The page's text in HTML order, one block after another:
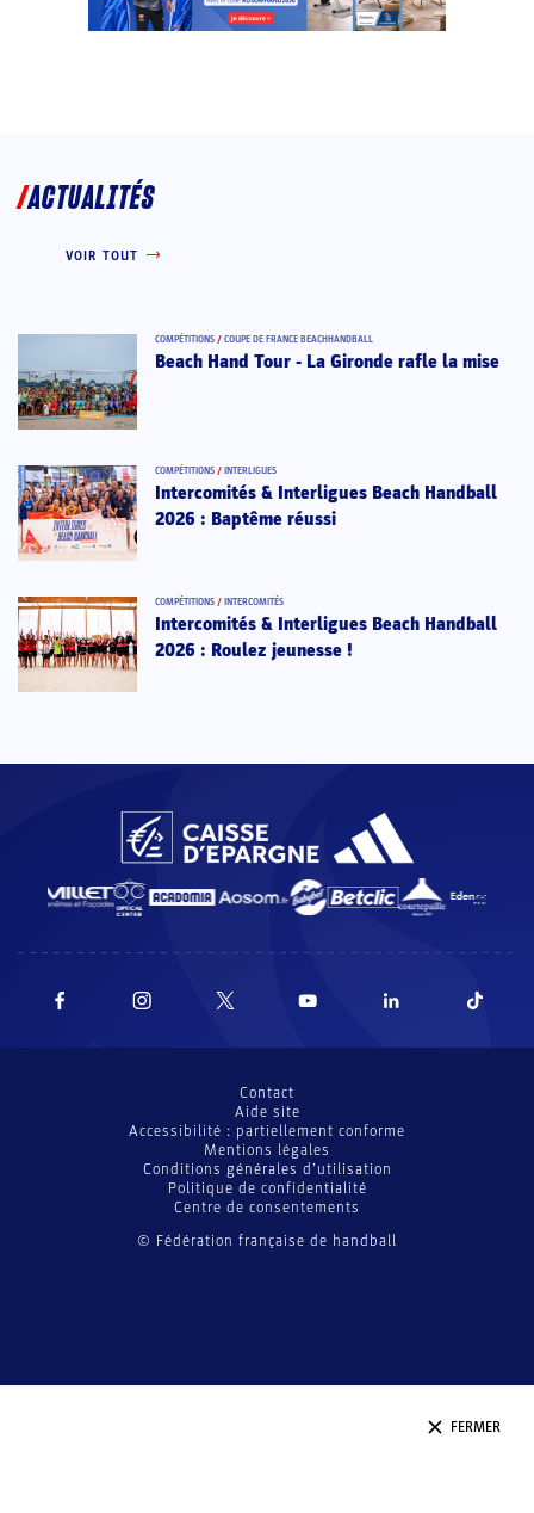
FERMER
ACTUALITÉS
VOIR TOUT
COMPÉTITIONS / COUPE DE FRANCE BEACHHANDBALL
Beach Hand Tour - La Gironde rafle la mise
COMPÉTITIONS / INTERLIGUES
Intercomités & Interligues Beach Handball
2026 : Baptême réussi
COMPÉTITIONS / INTERCOMITÉS
Intercomités & Interligues Beach Handball
2026 : Roulez jeunesse !
© Fédération française de handball
Contact
Aide site
Accessibilité : partiellement conforme
Mentions légales
Conditions générales d’utilisation
Politique de confidentialité
Centre de consentements